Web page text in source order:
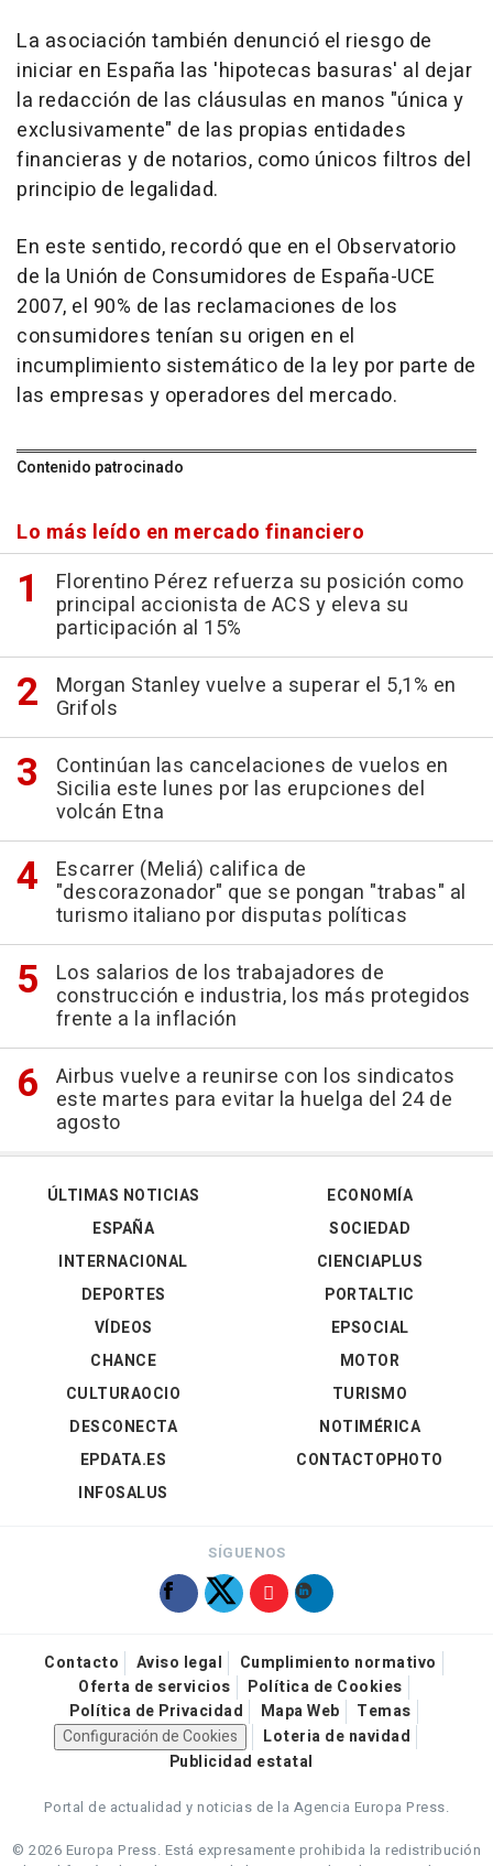
La asociación también denunció el riesgo de
iniciar en España las 'hipotecas basuras' al dejar
la redacción de las cláusulas en manos "única y
exclusivamente" de las propias entidades
financieras y de notarios, como únicos filtros del
principio de legalidad.
En este sentido, recordó que en el Observatorio
de la Unión de Consumidores de España-UCE
2007, el 90% de las reclamaciones de los
consumidores tenían su origen en el
incumplimiento sistemático de la ley por parte de
las empresas y operadores del mercado.
Contenido patrocinado
Lo más leído en mercado financiero
Florentino Pérez refuerza su posición como
principal accionista de ACS y eleva su
participación al 15%
Morgan Stanley vuelve a superar el 5,1% en
Grifols
Continúan las cancelaciones de vuelos en
Sicilia este lunes por las erupciones del
volcán Etna
Escarrer (Meliá) califica de
"descorazonador" que se pongan "trabas" al
turismo italiano por disputas políticas
Los salarios de los trabajadores de
construcción e industria, los más protegidos
frente a la inflación
Airbus vuelve a reunirse con los sindicatos
este martes para evitar la huelga del 24 de
agosto
ÚLTIMAS NOTICIAS
ESPAÑA
INTERNACIONAL
DEPORTES
VÍDEOS
ECONOMÍA
SOCIEDAD
CIENCIAPLUS
PORTALTIC
EPSOCIAL
CHANCE
CULTURAOCIO
DESCONECTA
EPDATA.ES
INFOSALUS
MOTOR
TURISMO
NOTIMÉRICA
CONTACTOPHOTO
SÍGUENOS
Contacto Aviso legal
Cumplimiento normativo
Oferta de servicios
Política de Cookies
Política de Privacidad
Mapa Web
Temas
Configuración de Cookies
Loteria de navidad
Publicidad estatal
Portal de actualidad y noticias de la Agencia Europa Press.
© 2026 Europa Press. Está expresamente prohibida la redistribución